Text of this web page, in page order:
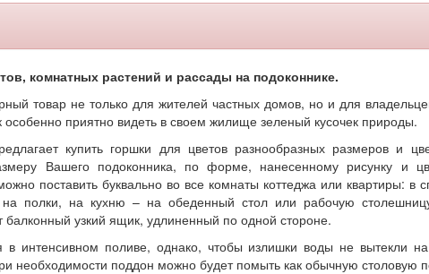
комнатных растений и рассады на подоконнике.
товар не только для жителей частных домов, но и для
особенно приятно видеть в своем жилище зеленый кусочек природы.
купить горшки для цветов разнообразных размеров и
Вашего подоконника, по форме, нанесенному рисунку и
поставить буквально во все комнаты коттеджа или квартиры: в
полки, на кухню – на обеденный стол или рабочую
балконный узкий ящик, удлиненный по одной стороне.
в интенсивном поливе, однако, чтобы излишки воды не вытекли на
необходимости поддон можно будет помыть как обычную столовую